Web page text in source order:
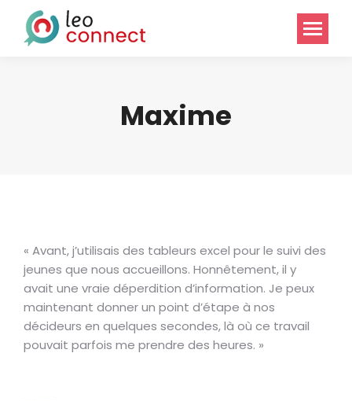
Maxime
« Avant, j’utilisais des tableurs excel pour le suivi des
jeunes que nous accueillons. Honnêtement, il y
avait une vraie déperdition d’information. Je peux
maintenant donner un point d’étape à nos
décideurs en quelques secondes, là où ce travail
pouvait parfois me prendre des heures. »